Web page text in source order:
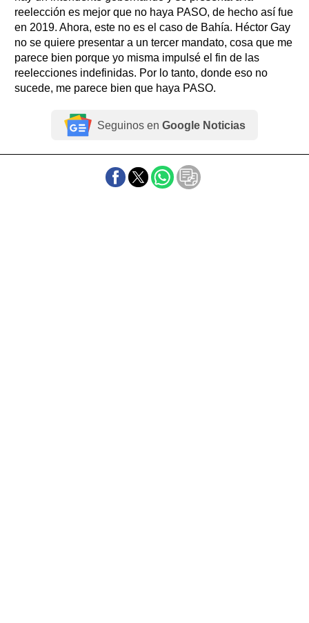
reelección es mejor que no haya PASO, de hecho así fue
en 2019. Ahora, este no es el caso de Bahía. Héctor Gay
no se quiere presentar a un tercer mandato, cosa que me
parece bien porque yo misma impulsé el fin de las
reelecciones indefinidas. Por lo tanto, donde eso no
sucede, me parece bien que haya PASO.
Seguinos en Google Noticias